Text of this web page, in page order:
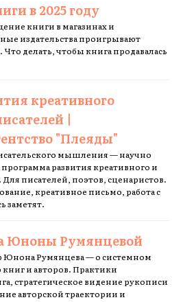
в 2025 году
книги в магазинах и
издательства проигрывают
делать, чтобы книга продавалась
креативного
|
"Плеяды"
мышления — научно
развития креативного и
писателей, поэтов, сценаристов.
креативное письмо, работа с
заметят.
Юноны Румянцевой
Румянцева — о системном
и авторов. Практики
стратегическое видение рукописи
авторской траектории и